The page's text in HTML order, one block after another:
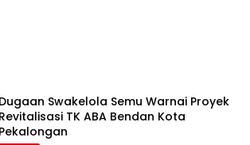
Dugaan Swakelola Semu Warnai Proyek
Revitalisasi TK ABA Bendan Kota
Pekalongan